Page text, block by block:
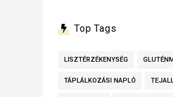
Top Tags
LISZTÉRZÉKENYSÉG
TÁPLÁLKOZÁSI NAPLÓ